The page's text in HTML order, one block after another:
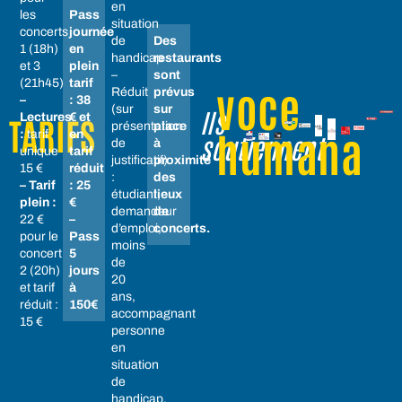
TARIFS
les
concerts
1 (18h)
et 3
(21h45)
–
Lectures
:tarif
unique
15 €
– Tarif
plein :
22 €
pour le
concert
2 (20h)
et tarif
réduit :
15 €
Pass
journée
en
plein
tarif
: 38
€ et
en
tarif
réduit
: 25
€
–
Pass
5
jours
à
150€
en
situation
de
handicap
–
Réduit
(sur
présentation
de
justificatif)
:
étudiant,
demandeur
d’emploi,
moins
de
20
ans,
accompagnant
personne
en
situation
de
handicap.
Des
restaurants
sont
prévus
sur
place
à
proximité
des
lieux
de
concerts.
Ils
soutiennent
voce
humana